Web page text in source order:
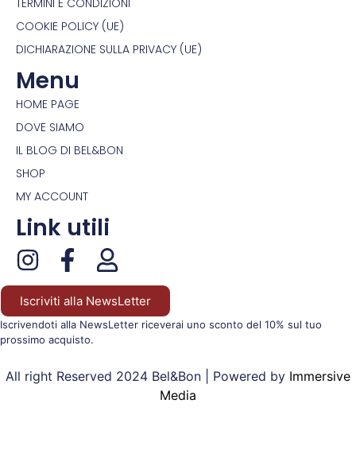
COOKIE POLICY (UE)
DICHIARAZIONE SULLA PRIVACY (UE)
Menu
HOME PAGE
DOVE SIAMO
IL BLOG DI BEL&BON
SHOP
MY ACCOUNT
Link utili
Iscriviti alla NewsLetter
Iscrivendoti alla NewsLetter riceverai uno sconto del 10% sul tuo
prossimo acquisto.
All right Reserved 2024 Bel&Bon | Powered by Immersive
Media